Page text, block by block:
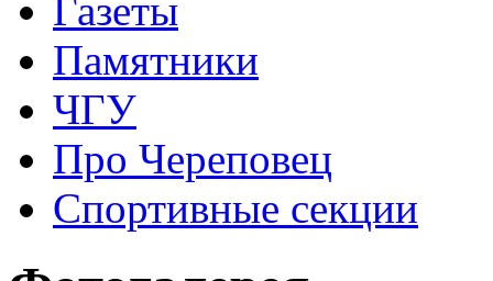
Газеты
Памятники
ЧГУ
Про Череповец
Спортивные секции